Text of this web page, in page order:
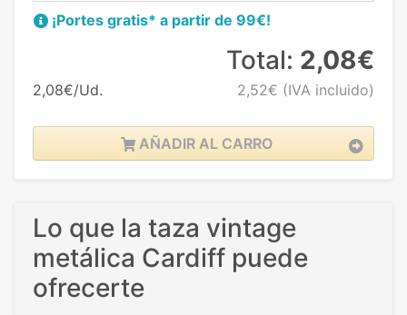
¡Portes gratis* a partir de 99€!
2,08€/Ud.
Total: 2,08€
2,52€ (IVA incluido)
AÑADIR AL CARRO
Lo que la taza vintage
metálica Cardiff puede
ofrecerte